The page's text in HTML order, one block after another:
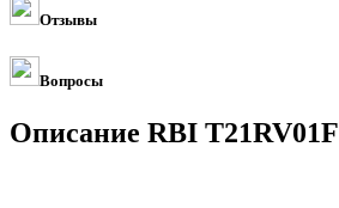
Отзывы
Вопросы
Описание RBI T21RV01F